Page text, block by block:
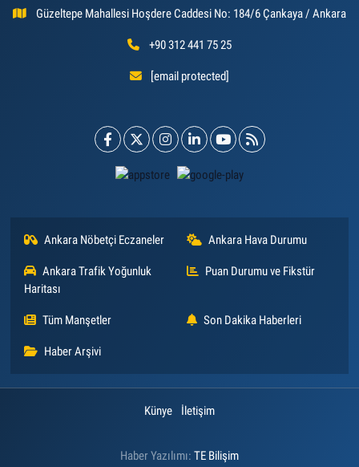
Güzeltepe Mahallesi Hoşdere Caddesi No: 184/6 Çankaya / Ankara
+90 312 441 75 25
[email protected]
Ankara Nöbetçi Eczaneler Ankara Hava Durumu
Ankara Trafik Yoğunluk
Haritası
Puan Durumu ve Fikstür
Tüm Manşetler Son Dakika Haberleri
Haber Arşivi
Künye İletişim
Haber Yazılımı: TE Bilişim